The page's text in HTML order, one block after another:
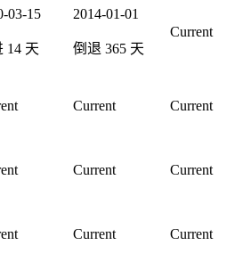
03-15
14 天
2014-01-01
倒退 365 天
Current
Current Current
Current Current
Current Current